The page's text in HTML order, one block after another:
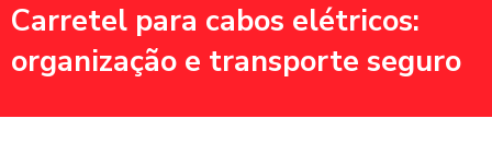
Carretel para cabos elétricos:
organização e transporte seguro